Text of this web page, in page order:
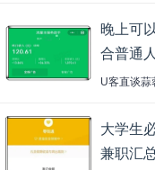
晚上可
合普通人
U客直谈蒜
大学生
兼职汇总